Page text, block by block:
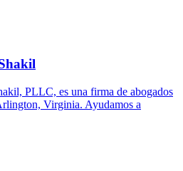
PLLC, es una firma de abogados
Virginia. Ayudamos a